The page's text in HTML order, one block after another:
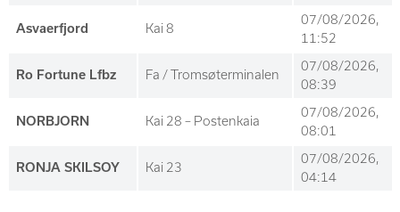
Asvaerfjord Kai 8
07/08/2026,
11:52
Ro Fortune Lfbz Fa / Tromsøterminalen
07/08/2026,
08:39
NORBJORN Kai 28 – Postenkaia
07/08/2026,
08:01
RONJA SKILSOY Kai 23
07/08/2026,
04:14